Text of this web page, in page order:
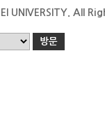
UNIVERSITY. All